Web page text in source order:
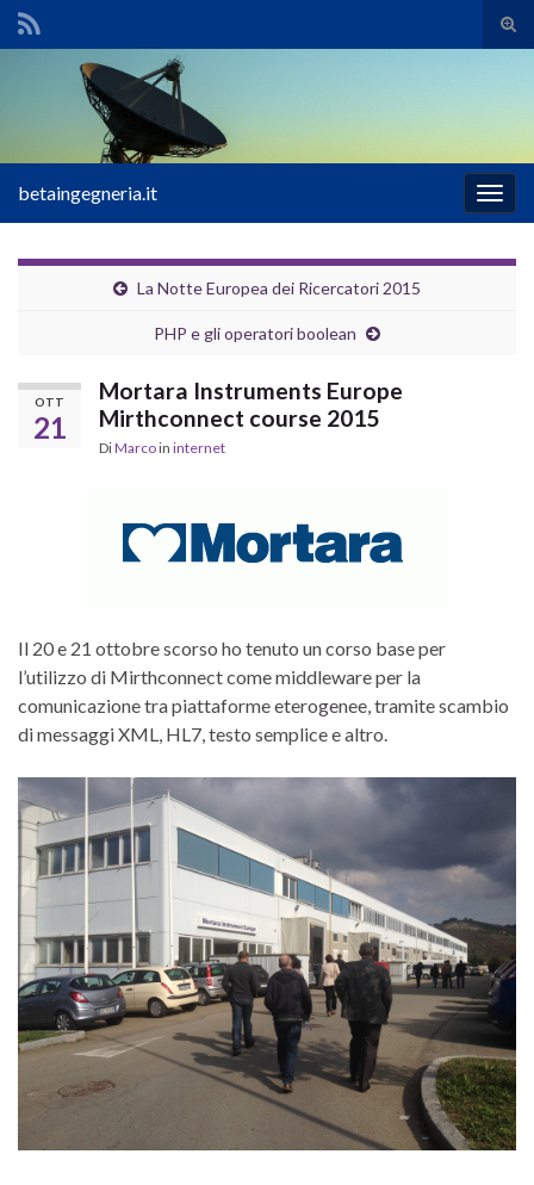
il
Search for:
la
betaingegneria.it
La Notte Europea dei Ricercatori 2015
PHP e gli operatori boolean
OTT
21
Mortara Instruments Europe
Mirthconnect course 2015
DiMarcoin internet
Il 20 e 21 ottobre scorso ho tenuto un corso base per
l’utilizzo di Mirthconnect come middleware per la
comunicazione tra piattaforme eterogenee, tramite scambio
di messaggi XML, HL7, testo semplice e altro.